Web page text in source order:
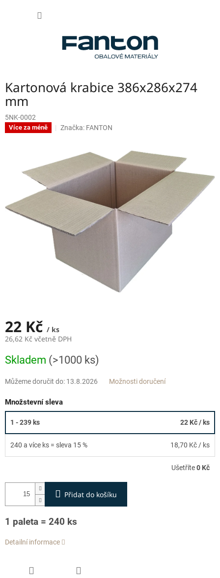
Kartonová krabice 386x286x274
mm
5NK-0002
Více za méně Značka: FANTON
22 Kč / ks
26,62 Kč včetně DPH
cena:
Skladem (>1000 ks)
Můžeme doručit do: 13.8.2026 Možnosti doručení
Množstevní sleva
1 - 239 ks 22 Kč/ ks
240 a více ks = sleva 15 % 18,70 Kč / ks
Ušetříte0 Kč
Přidat do košíku
1 paleta = 240 ks
Detailní informace